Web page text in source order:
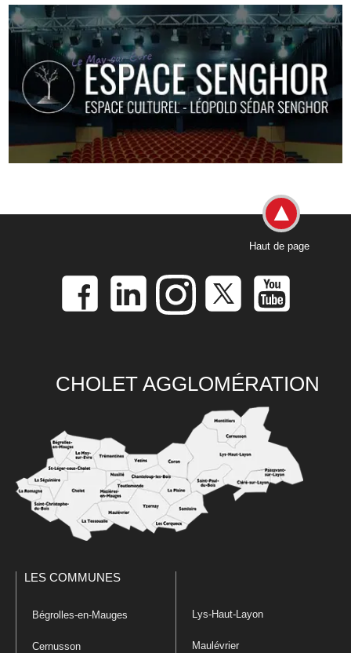
Haut de page
CHOLET AGGLOMÉRATION
LES COMMUNES
Bégrolles-en-Mauges
Cernusson
Lys-Haut-Layon
Maulévrier